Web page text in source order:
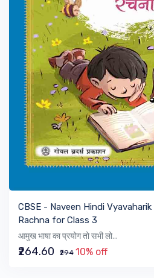
VIEW
CBSE - Naveen Hindi
Rachna for Class 3
आमुख भाषा का प्रयोग तो सभी लो...
₹264.60 ₹294 10% off